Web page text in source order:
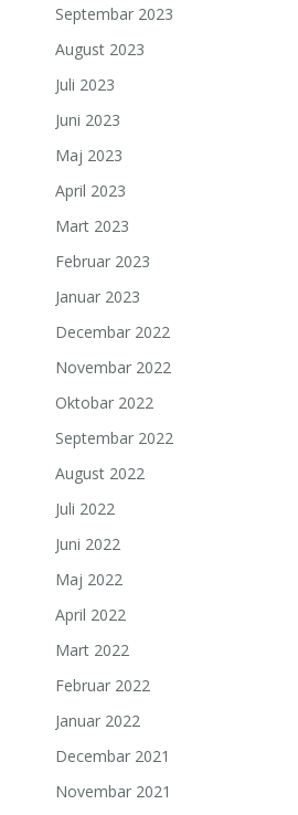
Septembar 2023
August 2023
Juli 2023
Juni 2023
Maj 2023
April 2023
Mart 2023
Februar 2023
Januar 2023
Decembar 2022
Novembar 2022
Oktobar 2022
Septembar 2022
August 2022
Juli 2022
Juni 2022
Maj 2022
April 2022
Mart 2022
Februar 2022
Januar 2022
Decembar 2021
Novembar 2021